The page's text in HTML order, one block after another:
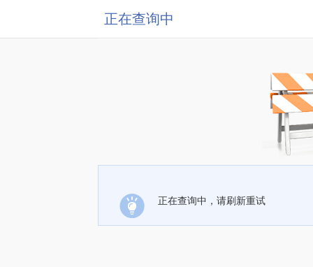
正在查询中
正在查询中，请刷新重试